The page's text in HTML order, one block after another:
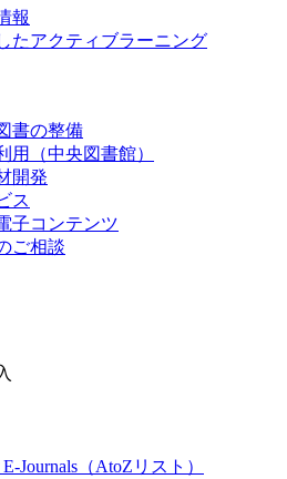
報
たアクティブラーニング
書の整備
用（中央図書館）
開発
ス
子コンテンツ
ご相談
Journals（AtoZリスト）